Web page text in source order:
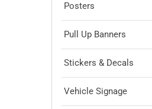
Posters
Pull Up Banners
Stickers & Decals
Vehicle Signage